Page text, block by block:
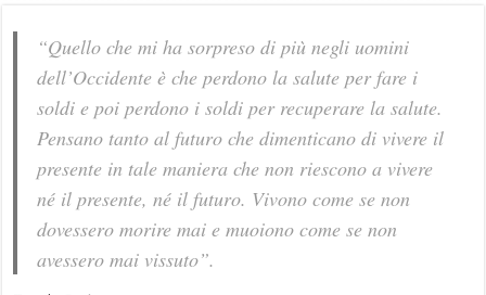
“Quello che mi ha sorpreso di più negli uomini
dell’Occidente è che perdono la salute per fare i
soldi e poi perdono i soldi per recuperare la salute.
Pensano tanto al futuro che dimenticano di vivere il
presente in tale maniera che non riescono a vivere
né il presente, né il futuro. Vivono come se non
dovessero morire mai e muoiono come se non
avessero mai vissuto”.